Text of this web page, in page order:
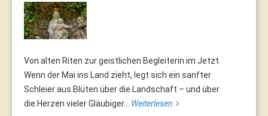
Von alten Riten zur geistlichen Begleiterin im Jetzt
Wenn der Mai ins Land zieht, legt sich ein sanfter
Schleier aus Blüten über die Landschaft – und über
die Herzen vieler Gläubiger... Weiterlesen